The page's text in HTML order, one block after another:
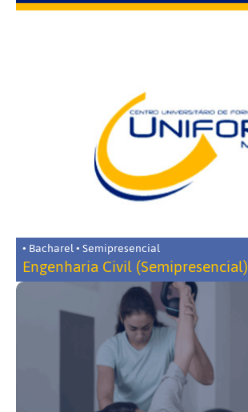
• Bacharel • Semipresencial
Engenharia Civil (Semipresencial)